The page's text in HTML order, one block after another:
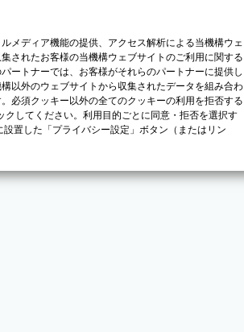
メディア機能の提供、アクセス解析による当機構ウェ
されたお客様の当機構ウェブサイトのご利用に関する
ートナーでは、お客様がそれらのパートナーに提供し
以外のウェブサイトから収集されたデータを組み合わ
必須クッキー以外の全てのクッキーの利用を拒否する
してください。利用目的ごとに同意・拒否を選択す
設置した「プライバシー設定」ボタン（またはリン